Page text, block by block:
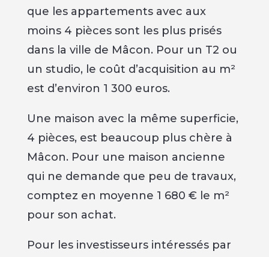
que les appartements avec aux
moins 4 pièces sont les plus prisés
dans la ville de Mâcon. Pour un T2 ou
un studio, le coût d’acquisition au m²
est d’environ 1 300 euros.
Une maison avec la même superficie,
4 pièces, est beaucoup plus chère à
Mâcon. Pour une maison ancienne
qui ne demande que peu de travaux,
comptez en moyenne 1 680 € le m²
pour son achat.
Pour les investisseurs intéressés par